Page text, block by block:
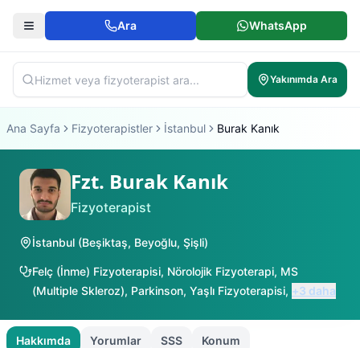
Ara WhatsApp
Yakınımda Ara
Ana Sayfa Fizyoterapistler İstanbul Burak Kanık
Fzt. Burak Kanık
Fizyoterapist
İstanbul (Beşiktaş, Beyoğlu, Şişli)
Felç (İnme) Fizyoterapisi, Nörolojik Fizyoterapi, MS
(Multiple Skleroz), Parkinson, Yaşlı Fizyoterapisi, +3 daha
Hakkımda Yorumlar SSS Konum